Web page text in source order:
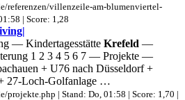
referenzen/villenzeile-am-blumenviertel-
| Score: 1,28
— Kindertagesstätte Krefeld —
1 2 3 4 5 6 7 — Projekte —
+ U76 nach Düsseldorf +
27-Loch-Golfanlage …
projekte.php | Stand: Do, 01:58 | Score: 1,70 |